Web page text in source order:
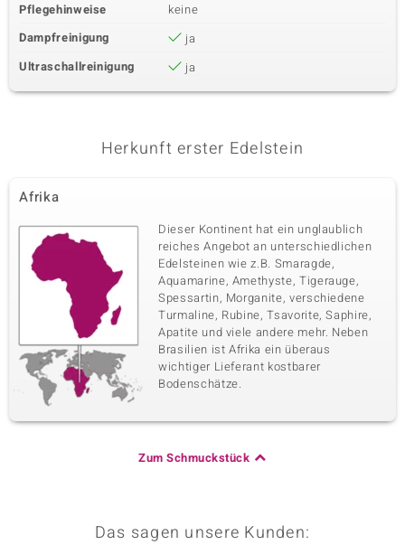
Pflegehinweise
keine
Dampfreinigung
ja
Ultraschallreinigung
ja
Herkunft erster Edelstein
Afrika
Dieser Kontinent hat ein unglaublich
reiches Angebot an unterschiedlichen
Edelsteinen wie z.B. Smaragde,
Aquamarine, Amethyste, Tigerauge,
Spessartin, Morganite, verschiedene
Turmaline, Rubine, Tsavorite, Saphire,
Apatite und viele andere mehr. Neben
Brasilien ist Afrika ein überaus
wichtiger Lieferant kostbarer
Bodenschätze.
Zum Schmuckstück
Das sagen unsere Kunden: